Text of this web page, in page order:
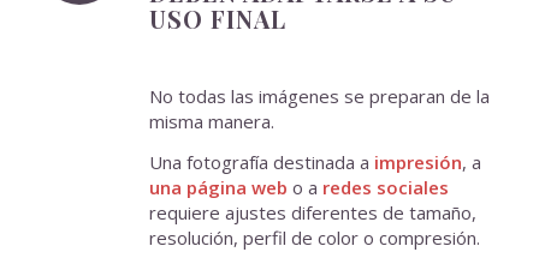
USO FINAL
No todas las imágenes se preparan de la
misma manera.
Una fotografía destinada a impresión, a
una página web o a redes sociales
requiere ajustes diferentes de tamaño,
resolución, perfil de color o compresión.